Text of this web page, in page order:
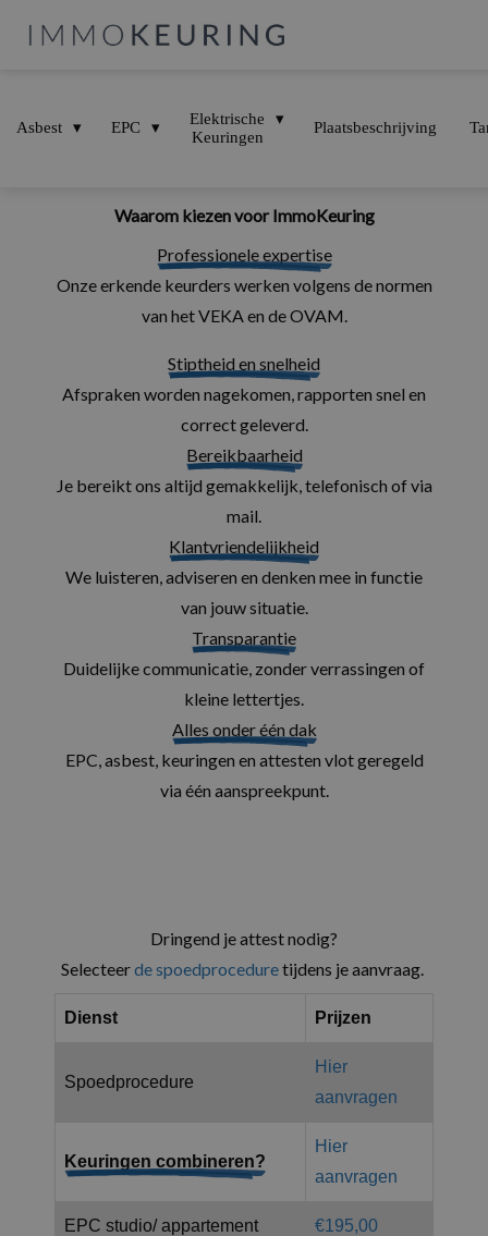
Asbest EPC
Elektrische
Keuringen
Plaatsbeschrijving
Overzicht van onze tarieven
Waarom kiezen voor ImmoKeuring
Professionele expertise
Onze erkende keurders werken volgens de normen
van het VEKA en de OVAM.
Stiptheid en snelheid
Afspraken worden nagekomen, rapporten snel en
correct geleverd.
Bereikbaarheid
Je bereikt ons altijd gemakkelijk, telefonisch of via
mail.
Klantvriendelijkheid
We luisteren, adviseren en denken mee in functie
van jouw situatie.
Transparantie
Duidelijke communicatie, zonder verrassingen of
kleine lettertjes.
Alles onder één dak
EPC, asbest, keuringen en attesten vlot geregeld
via één aanspreekpunt.
Dringend je attest nodig?
Selecteerde spoedproceduretijdens je aanvraag.
Dienst Prijzen
Spoedprocedure
Hier
aanvragen
Keuringen combineren?
Hier
aanvragen
EPC studio/ appartement €195,00